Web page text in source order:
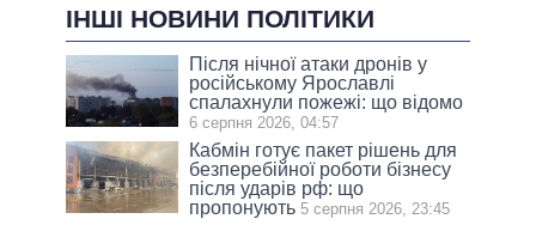
ІНШІ НОВИНИ ПОЛІТИКИ
Після нічної атаки дронів у
російському Ярославлі
спалахнули пожежі: що відомо
6 серпня 2026, 04:57
Кабмін готує пакет рішень для
безперебійної роботи бізнесу
після ударів рф: що
пропонують 5 серпня 2026, 23:45